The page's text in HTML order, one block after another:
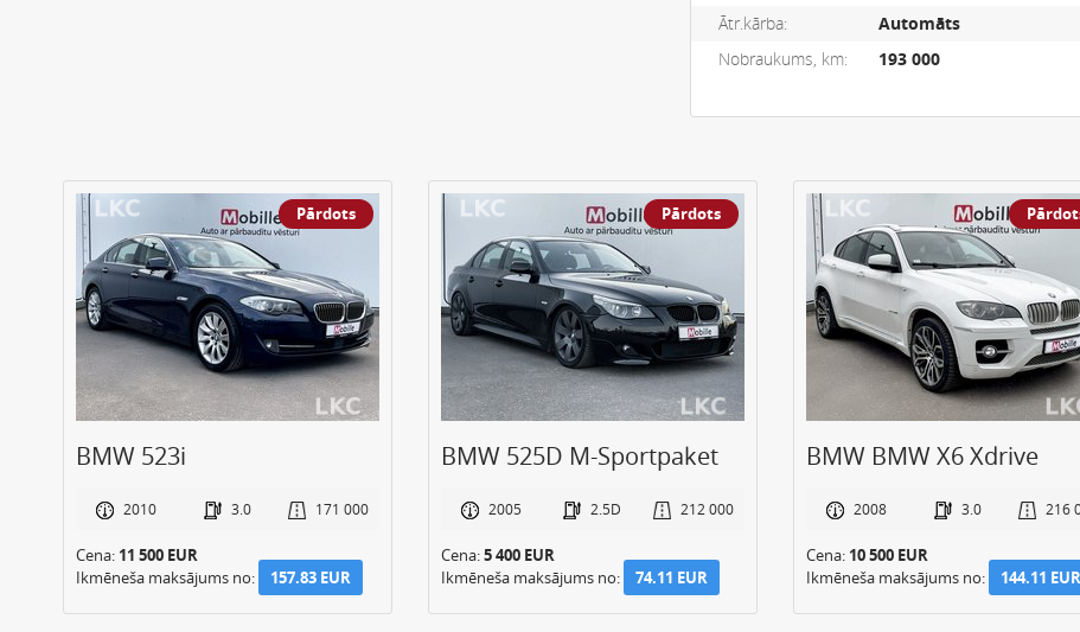
Ātr.kārba:
Automāts
Nobraukums, km:
193 000
Pārdots
BMW 523i
2010 3.0 171 000
Cena: 11 500 EUR
Ikmēneša maksājums no:
157.83 EUR
Pārdots
BMW 525D M-Sportpaket
2005 2.5D 212 000
Cena:5 400 EUR
Ikmēneša maksājums no:
74.11 EUR
BMW BMW X6 Xdrive
2008 3.0 216
Cena: 10 500 EUR
Ikmēneša maksājums no:
144.11 EUR